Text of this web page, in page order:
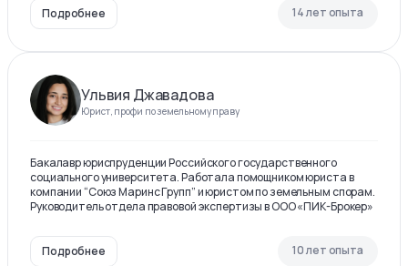
Подробнее 14 лет опыта
Ульвия Джавадова
Юрист, профи по земельному праву
Бакалавр юриспруденции Российского государственного
социального университета. Работала помощником юриста в
компании “Союз Маринс Групп” и юристом по земельным спорам.
Руководитель отдела правовой экспертизы в ООО «ПИК-Брокер»
Подробнее 10 лет опыта